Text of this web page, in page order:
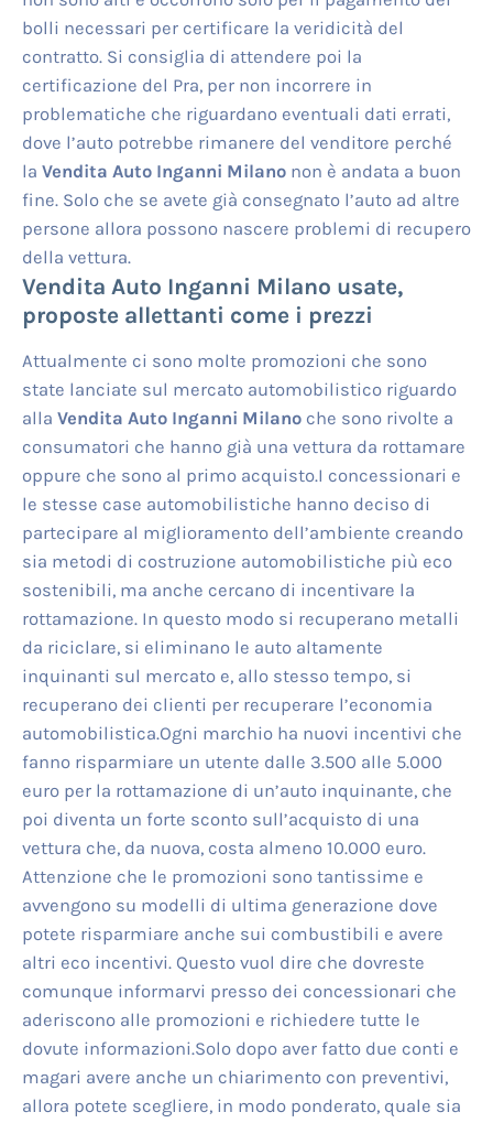
bolli necessari per certificare la veridicità del
contratto. Si consiglia di attendere poi la
certificazione del Pra, per non incorrere in
problematiche che riguardano eventuali dati errati,
dove l’auto potrebbe rimanere del venditore perché
la Vendita Auto Inganni Milanonon è andata a buon
fine. Solo che se avete già consegnato l’auto ad altre
persone allora possono nascere problemi di recupero
della vettura.
Vendita Auto Inganni Milano usate,
proposte allettanti come i prezzi
Attualmente ci sono molte promozioni che sono
state lanciate sul mercato automobilistico riguardo
alla Vendita Auto Inganni Milanoche sono rivolte a
consumatori che hanno già una vettura da rottamare
oppure che sono al primo acquisto.I concessionari e
le stesse case automobilistiche hanno deciso di
partecipare al miglioramento dell’ambiente creando
sia metodi di costruzione automobilistiche più eco
sostenibili, ma anche cercano di incentivare la
rottamazione. In questo modo si recuperano metalli
da riciclare, si eliminano le auto altamente
inquinanti sul mercato e, allo stesso tempo, si
recuperano dei clienti per recuperare l’economia
automobilistica.Ogni marchio ha nuovi incentivi che
fanno risparmiare un utente dalle 3.500 alle 5.000
euro per la rottamazione di un’auto inquinante, che
poi diventa un forte sconto sull’acquisto di una
vettura che, da nuova, costa almeno 10.000 euro.
Attenzione che le promozioni sono tantissime e
avvengono su modelli di ultima generazione dove
potete risparmiare anche sui combustibili e avere
altri eco incentivi. Questo vuol dire che dovreste
comunque informarvi presso dei concessionari che
aderiscono alle promozioni e richiedere tutte le
dovute informazioni.Solo dopo aver fatto due conti e
magari avere anche un chiarimento con preventivi,
allora potete scegliere, in modo ponderato, quale sia